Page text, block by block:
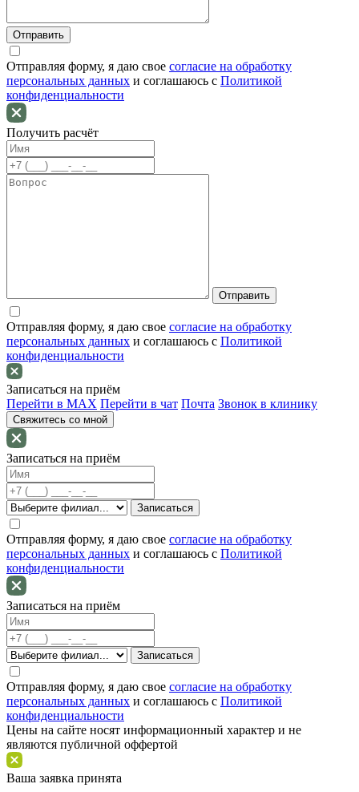
Отправляя форму, я даю свое согласие на обработку
персональных данных и соглашаюсь c Политикой
конфиденциальности
Получить расчёт
Отправляя форму, я даю свое согласие на обработку
персональных данных и соглашаюсь c Политикой
конфиденциальности
Записаться на приём
Перейти в MAX Перейти в чат Почта Звонок в клинику
Свяжитесь со мной
Записаться на приём
Отправляя форму, я даю свое согласие на обработку
персональных данных и соглашаюсь c Политикой
конфиденциальности
Записаться на приём
Отправляя форму, я даю свое согласие на обработку
персональных данных и соглашаюсь c Политикой
конфиденциальности
Цены на сайте носят информационный характер и не
являются публичной оффертой
Ваша заявка принята